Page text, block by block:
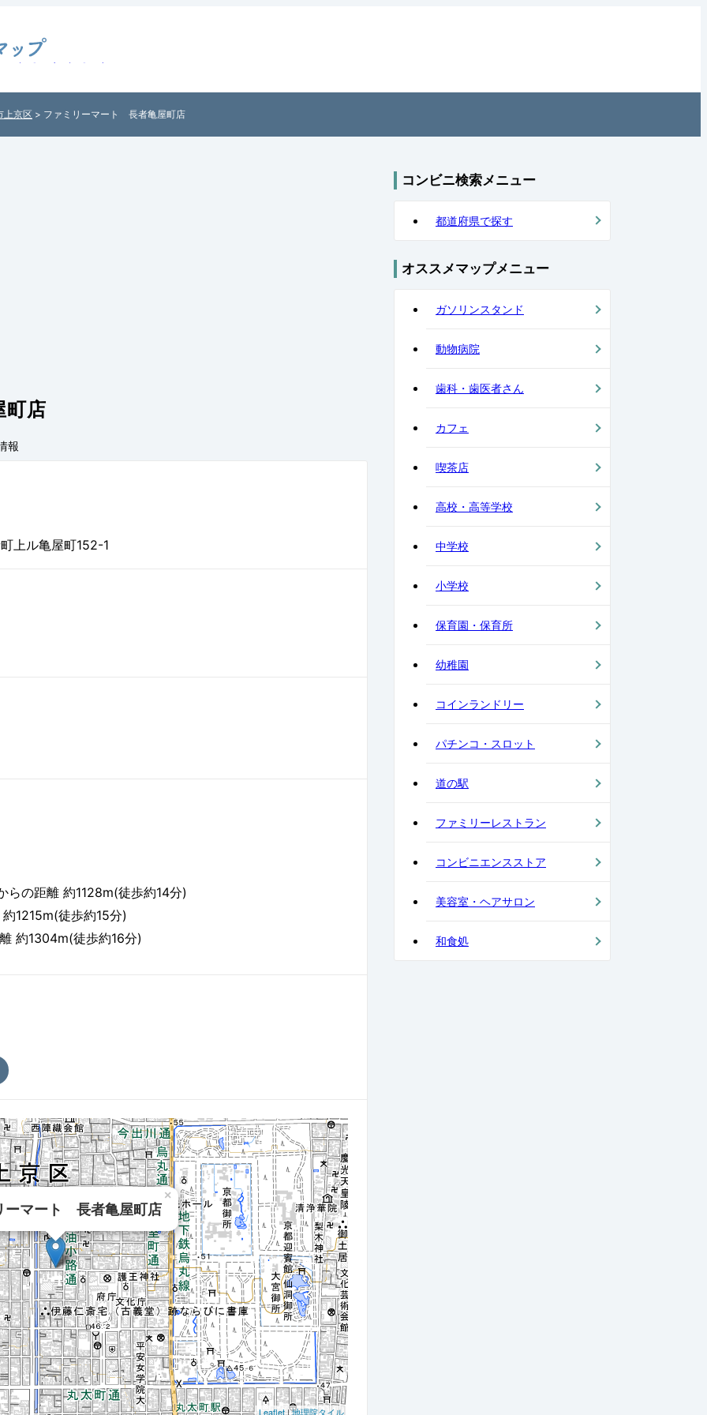
のコンビニを
ビニ検索サイ
上京区 > ファミリーマート 長者亀屋町店
店
報
上ル亀屋町152-1
の距離 約1128m(徒歩約14分)
1215m(徒歩約15分)
約1304m(徒歩約16分)
ーマート 長者亀屋町店
×
Leaflet|地理院タイル
コンビニ検索メニュー
都道府県で探す
オススメマップメニュー
ガソリンスタンド
動物病院
歯科・歯医者さん
カフェ
喫茶店
高校・高等学校
中学校
小学校
保育園・保育所
幼稚園
コインランドリー
パチンコ・スロット
道の駅
ファミリーレストラン
コンビニエンスストア
美容室・ヘアサロン
和食処